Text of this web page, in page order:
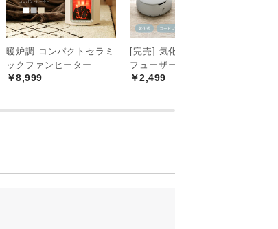
暖炉調 コンパクトセラミ
ックファンヒーター
￥8,999
[完売] 気化式アロマディ
フューザー
￥2,499